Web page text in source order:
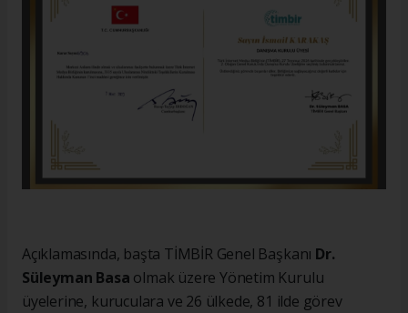
Açıklamasında, başta TİMBİR Genel Başkanı Dr.
Süleyman Basa olmak üzere Yönetim Kurulu
üyelerine, kuruculara ve 26 ülkede, 81 ilde görev